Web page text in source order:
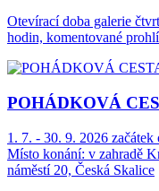
Otevírací doba galerie
hodin, komentované
POHÁDKOVÁ
1. 7. - 30. 9. 2026 začátek
Místo konání: v zahradě
náměstí 20, Česká Skalice